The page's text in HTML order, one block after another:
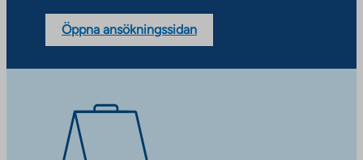
Öppna ansökningssidan